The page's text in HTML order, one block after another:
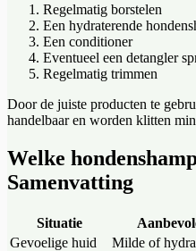
Regelmatig borstelen
Een hydraterende
Een conditioner
Eventueel een detangler
Regelmatig trimmen
Door de juiste producten te
handelbaar en worden klitten
Welke
Samenvatting
Situatie
Gevoelige huid
Milde of